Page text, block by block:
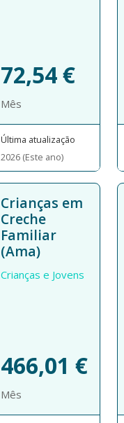
72,54€
Mês
Última atualização
2026 (Este ano)
Crianças em
Creche
Familiar
(Ama)
Crianças e Jovens
466,01 €
Mês